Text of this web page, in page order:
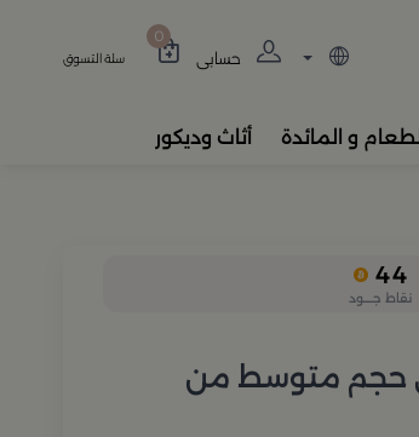
والفواحات
حسابي
0
سلة التسوق
و المائدة أثاث وديكور
44
نقاط جــــود
حجم متوسط من